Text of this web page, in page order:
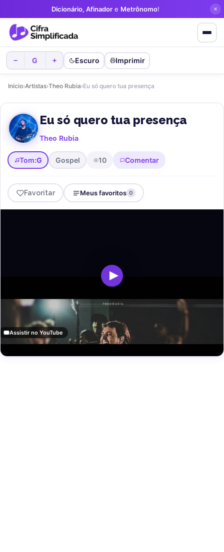
Dicionário, Afinador e Metrônomo!
− G + Escuro Imprimir
Início›Artistas›Theo Rubia›Eu só quero tua presença
Eu só quero tua presença
Theo Rubia
Tom:G Gospel 10 Comentar
Favoritar Meus favoritos 0
Assistir no YouTube